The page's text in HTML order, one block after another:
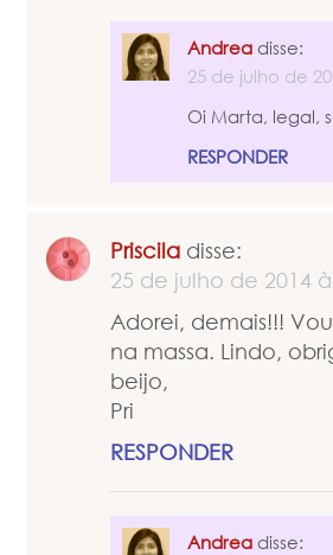
Andrea disse:
25 de julho de
Oi Marta, legal,
RESPONDER
Priscila disse:
25 de julho de 2014
Adorei, demais!!!
na massa. Lindo,
beijo,
Pri
RESPONDER
Andrea disse: